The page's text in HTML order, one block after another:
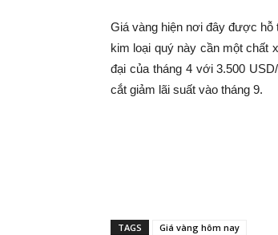
Giá vàng hiện nơi đây được hỗ
kim loại quý này cần một chất
đại của tháng 4 với 3.500
cắt giảm lãi suất vào tháng 9.
TAGS Giá vàng hôm nay